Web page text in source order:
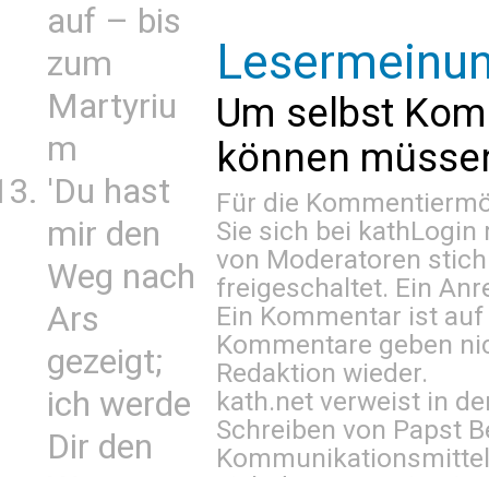
auf – bis
zum
Martyriu
m
'Du hast
mir den
Weg nach
Ars
gezeigt;
ich werde
Dir den
Um selbst
können
Für die
Sie sich bei kathLogin
von Moderatoren
freigeschaltet. Ein
Ein Kommentar ist
Kommentare geben
Redaktion wieder.
kath.net verweist in
Schreiben von Papst